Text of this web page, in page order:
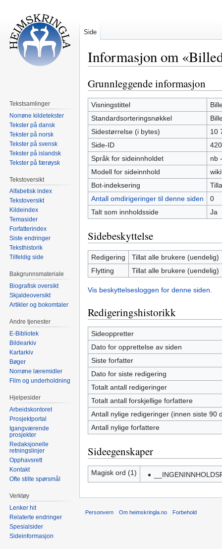
Informasjon om
Hopp
til
navigering
Hopp
til
søk
Grunnleggende informasjon
Visningstittel
Standardsorteringsnøkkel
Sidestørrelse (i bytes)
10
Side-ID
Språk for sideinnholdet
nb
Modell for sideinnhold
Bot-indeksering
Antall omdirigeringer til denne siden
0
Talt som innholdsside
Ja
Sidebeskyttelse
Redigering
Tillat alle brukere (uendelig)
Flytting
Tillat alle brukere (uendelig)
Vis beskyttelsesloggen for denne siden.
Redigeringshistorikk
Sideoppretter
Dato for opprettelse av siden
Siste forfatter
Dato for siste redigering
Totalt antall redigeringer
Totalt antall forskjellige forfattere
Antall nylige redigeringer (innen siste 90
Antall nylige forfattere
Sideegenskaper
Magisk ord (1)
Side
Tekstsamlinger
Norrøne kildetekster
Tekster på dansk
Tekster på norsk
Tekster på svensk
Tekster på islandsk
Tekster på færøysk
Tekstoversikt
Alfabetisk index
Tekstoversikt
Kildeindex
Temasider
Forfatterindex
Siste endringer
Teksthistorik
Tilfeldig side
Bakgrunnsmateriale
Biografisk oversikt
Skjaldeoversikt
Artikler og bokomtaler
Andre tjenester
E-Bibliotek
Bildearkiv
Kartarkiv
Bøger
Norrøne læremidler
Film og underholdning
Hjelpesider
Arbeidskontoret
Prosjektportal
Igangværende
prosjekter
Redaksjonelle
retningslinjer
Opphavsrett
Kontakt
Ofte stilte spørsmål
Verktøy
Lenker hit
Relaterte endringer
Spesialsider
Sideinformasjon
Personvern Om heimskringla.no Forbehold